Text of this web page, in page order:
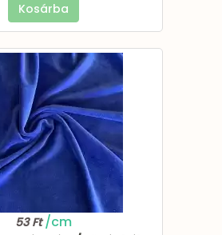
Kosárba
53 Ft/cm